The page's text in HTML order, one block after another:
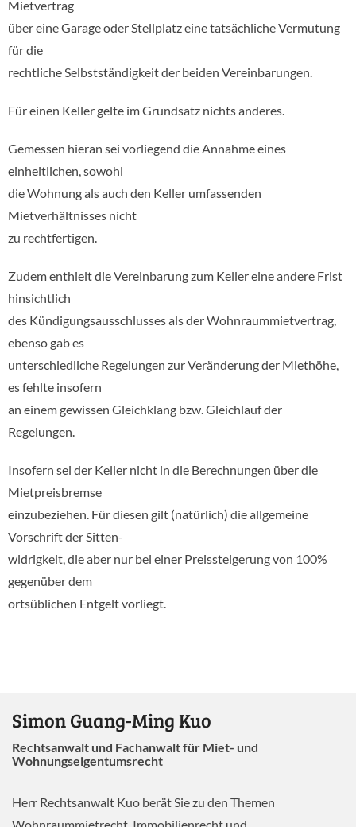
Mietvertrag
über eine Garage oder Stellplatz eine tatsächliche Vermutung
für die
rechtliche Selbstständigkeit der beiden Vereinbarungen.
Für einen Keller gelte im Grundsatz nichts anderes.
Gemessen hieran sei vorliegend die Annahme eines
einheitlichen, sowohl
die Wohnung als auch den Keller umfassenden
Mietverhältnisses nicht
zu rechtfertigen.
Zudem enthielt die Vereinbarung zum Keller eine andere Frist
hinsichtlich
des Kündigungsausschlusses als der Wohnraummietvertrag,
ebenso gab es
unterschiedliche Regelungen zur Veränderung der Miethöhe,
es fehlte insofern
an einem gewissen Gleichklang bzw. Gleichlauf der
Regelungen.
Insofern sei der Keller nicht in die Berechnungen über die
Mietpreisbremse
einzubeziehen. Für diesen gilt (natürlich) die allgemeine
Vorschrift der Sitten-
widrigkeit, die aber nur bei einer Preissteigerung von 100%
gegenüber dem
ortsüblichen Entgelt vorliegt.
Simon Guang-Ming Kuo
Rechtsanwalt und Fachanwalt für Miet- und
Wohnungseigentumsrecht
Herr Rechtsanwalt Kuo berät Sie zu den Themen
Wohnraummietrecht, Immobilienrecht und